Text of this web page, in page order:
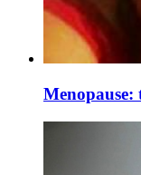
Menopause: